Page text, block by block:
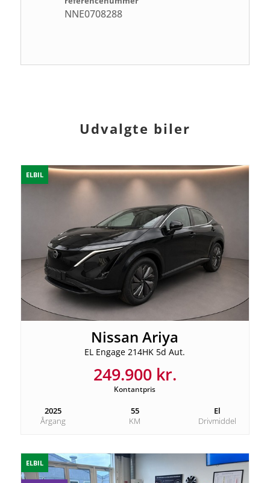
NNE0708288
Udvalgte biler
ELBIL
Nissan Ariya
EL Engage 214HK 5d Aut.
249.900 kr.
Kontantpris
2025
Årgang
55
KM
El
Drivmiddel
ELBIL